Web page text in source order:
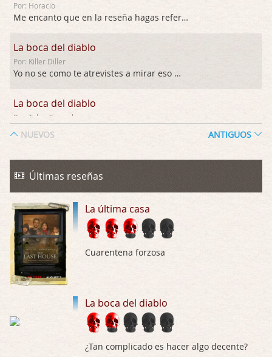
Por: Horacio
Me encanto que en la reseña hagas referen …
La boca del diablo
Por: Killer Diller
Yo no se como te atrevistes a mirar eso …
La boca del diablo
Por: Talan Gwynek
La Odisea
Por: Talan Gwynek
La Odisea
Por: Draghann
No sé si entrar en polémicas con respect …
Trance
Por: Luar
El señor de las moscas
Dudaba en ver la serie, una serie de 4 cap …
NUEVOS ANTIGUOS
Últimas reseñas
La última casa
Cuarentena forzosa
La boca del diablo
¿Tan complicado es hacer algo decente?